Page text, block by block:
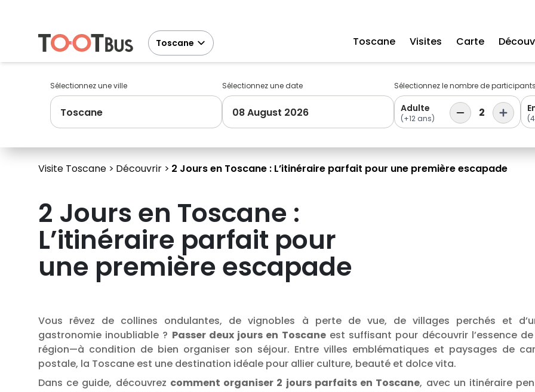
Toscane Toscane Visites Carte
Sélectionnez une ville
Toscane
Sélectionnez une date
08 August 2026
Sélectionnez le nombre de
Adulte
(+12 ans) 2
Visite Toscane Découvrir 2 Jours en Toscane : L’itinéraire parfait pour une première escapade
2 Jours en Toscane :
L’itinéraire parfait pour
une première escapade
Vous rêvez de collines ondulantes, de vignobles à perte de vue, de villages perchés et
gastronomie inoubliable ? Passer deux jours en Toscaneest suffisant pour découvrir l’essence
région—à condition de bien organiser son séjour. Entre villes emblématiques et paysages de
postale, la Toscane est une destination idéale pour allier culture, beauté et dolce vita.
Dans ce guide, découvrez comment organiser 2 jours parfaits en Toscane, avec un itinéraire